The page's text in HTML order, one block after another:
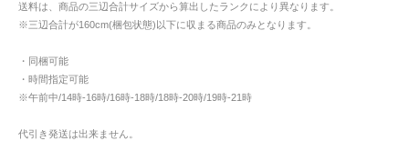
送料は、商品の三辺合計サイズから算出したランクにより異なります。
※三辺合計が160cm(梱包状態)以下に収まる商品のみとなります。
・同梱可能
・時間指定可能
※午前中/14時-16時/16時-18時/18時-20時/19時-21時
代引き発送は出来ません。